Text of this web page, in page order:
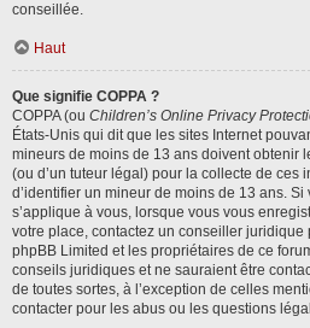
conseillée.
Haut
Que signifie COPPA ?
COPPA (ou Children’s Online Privacy
États-Unis qui dit que les sites Internet
mineurs de moins de 13 ans doivent obtenir
(ou d’un tuteur légal) pour la collecte de ces
d’identifier un mineur de moins de 13 ans. Si
s’applique à vous, lorsque vous vous
votre place, contactez un conseiller juridique
phpBB Limited et les propriétaires de ce
conseils juridiques et ne sauraient être
de toutes sortes, à l’exception de celles
contacter pour les abus ou les questions